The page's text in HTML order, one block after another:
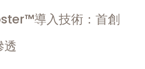
導入技術：首創
透